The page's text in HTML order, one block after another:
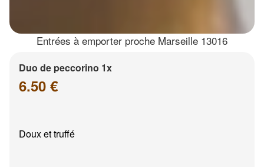
Entrées à emporter proche Marseille 13016
Duo de peccorino 1x
6.50 €
Doux et truffé